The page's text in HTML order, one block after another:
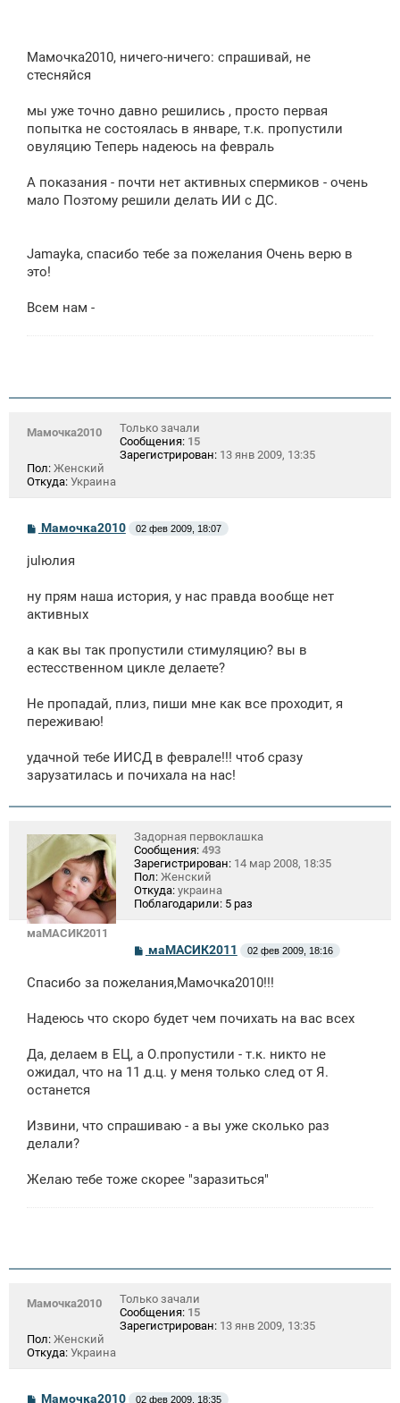
Мамочка2010, ничего-ничего: спрашивай, не
стесняйся
мы уже точно давно решились , просто первая
попытка не состоялась в январе, т.к. пропустили
овуляцию Теперь надеюсь на февраль
А показания - почти нет активных спермиков - очень
мало Поэтому решили делать ИИ с ДС.
Jamayka, спасибо тебе за пожелания Очень верю в
это!
Всем нам -
Мамочка2010
Только зачали
Сообщения: 15
Зарегистрирован: 13 янв 2009, 13:35
Пол: Женский
Откуда: Украина
С
о
б
н
и
Мамочка2010 02 фев 2009, 18:07
julюлия
ну прям наша история, у нас правда вообще нет
активных
а как вы так пропустили стимуляцию? вы в
естесственном цикле делаете?
Не пропадай, плиз, пиши мне как все проходит, я
переживаю!
удачной тебе ИИСД в феврале!!! чтоб сразу
зарузатилась и почихала на нас!
маМАСИК2011
Задорная первоклашка
Сообщения: 493
Зарегистрирован: 14 мар 2008, 18:35
Пол: Женский
Откуда: украина
Поблагодарили: 5 раз
С
о
б
н
е
маМАСИК2011 02 фев 2009, 18:16
Спасибо за пожелания,Мамочка2010!!!
Надеюсь что скоро будет чем почихать на вас всех
Да, делаем в ЕЦ, а О.пропустили - т.к. никто не
ожидал, что на 11 д.ц. у меня только след от Я.
останется
Извини, что спрашиваю - а вы уже сколько раз
делали?
Желаю тебе тоже скорее "заразиться"
Мамочка2010
Только зачали
Сообщения: 15
Зарегистрирован: 13 янв 2009, 13:35
Пол: Женский
Откуда: Украина
СМамочка2010 02 фев 2009, 18:35